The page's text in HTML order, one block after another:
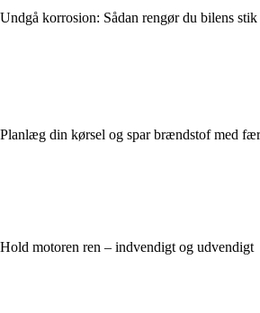
Undgå korrosion: Sådan rengør du bilens
Planlæg din kørsel og spar brændstof med
Hold motoren ren – indvendigt og udvendigt